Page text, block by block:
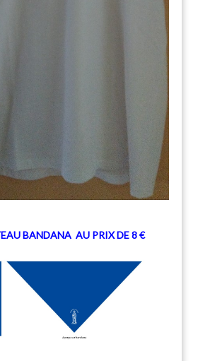
BANDANA AU PRIX DE 8 €